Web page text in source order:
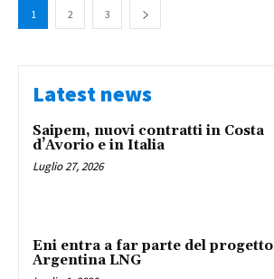
1 2 3
Latest news
Saipem, nuovi contratti in Costa
d’Avorio e in Italia
Luglio 27, 2026
Eni entra a far parte del progetto
Argentina LNG